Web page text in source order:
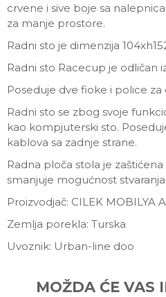
crvene i sive boje sa
za manje prostore.
Radni sto je dimenzija
Radni sto Racecup je odličan
Poseduje dve fioke i police za
Radni sto se zbog svoje
kao kompjuterski sto.
kablova sa zadnje strane.
Radna ploča stola je
smanjuje mogućnost
Proizvodjač: CILEK MOBILYA
Zemlja porekla: Turska
Uvoznik: Urban-line doo
MOŽDA ĆE VAS